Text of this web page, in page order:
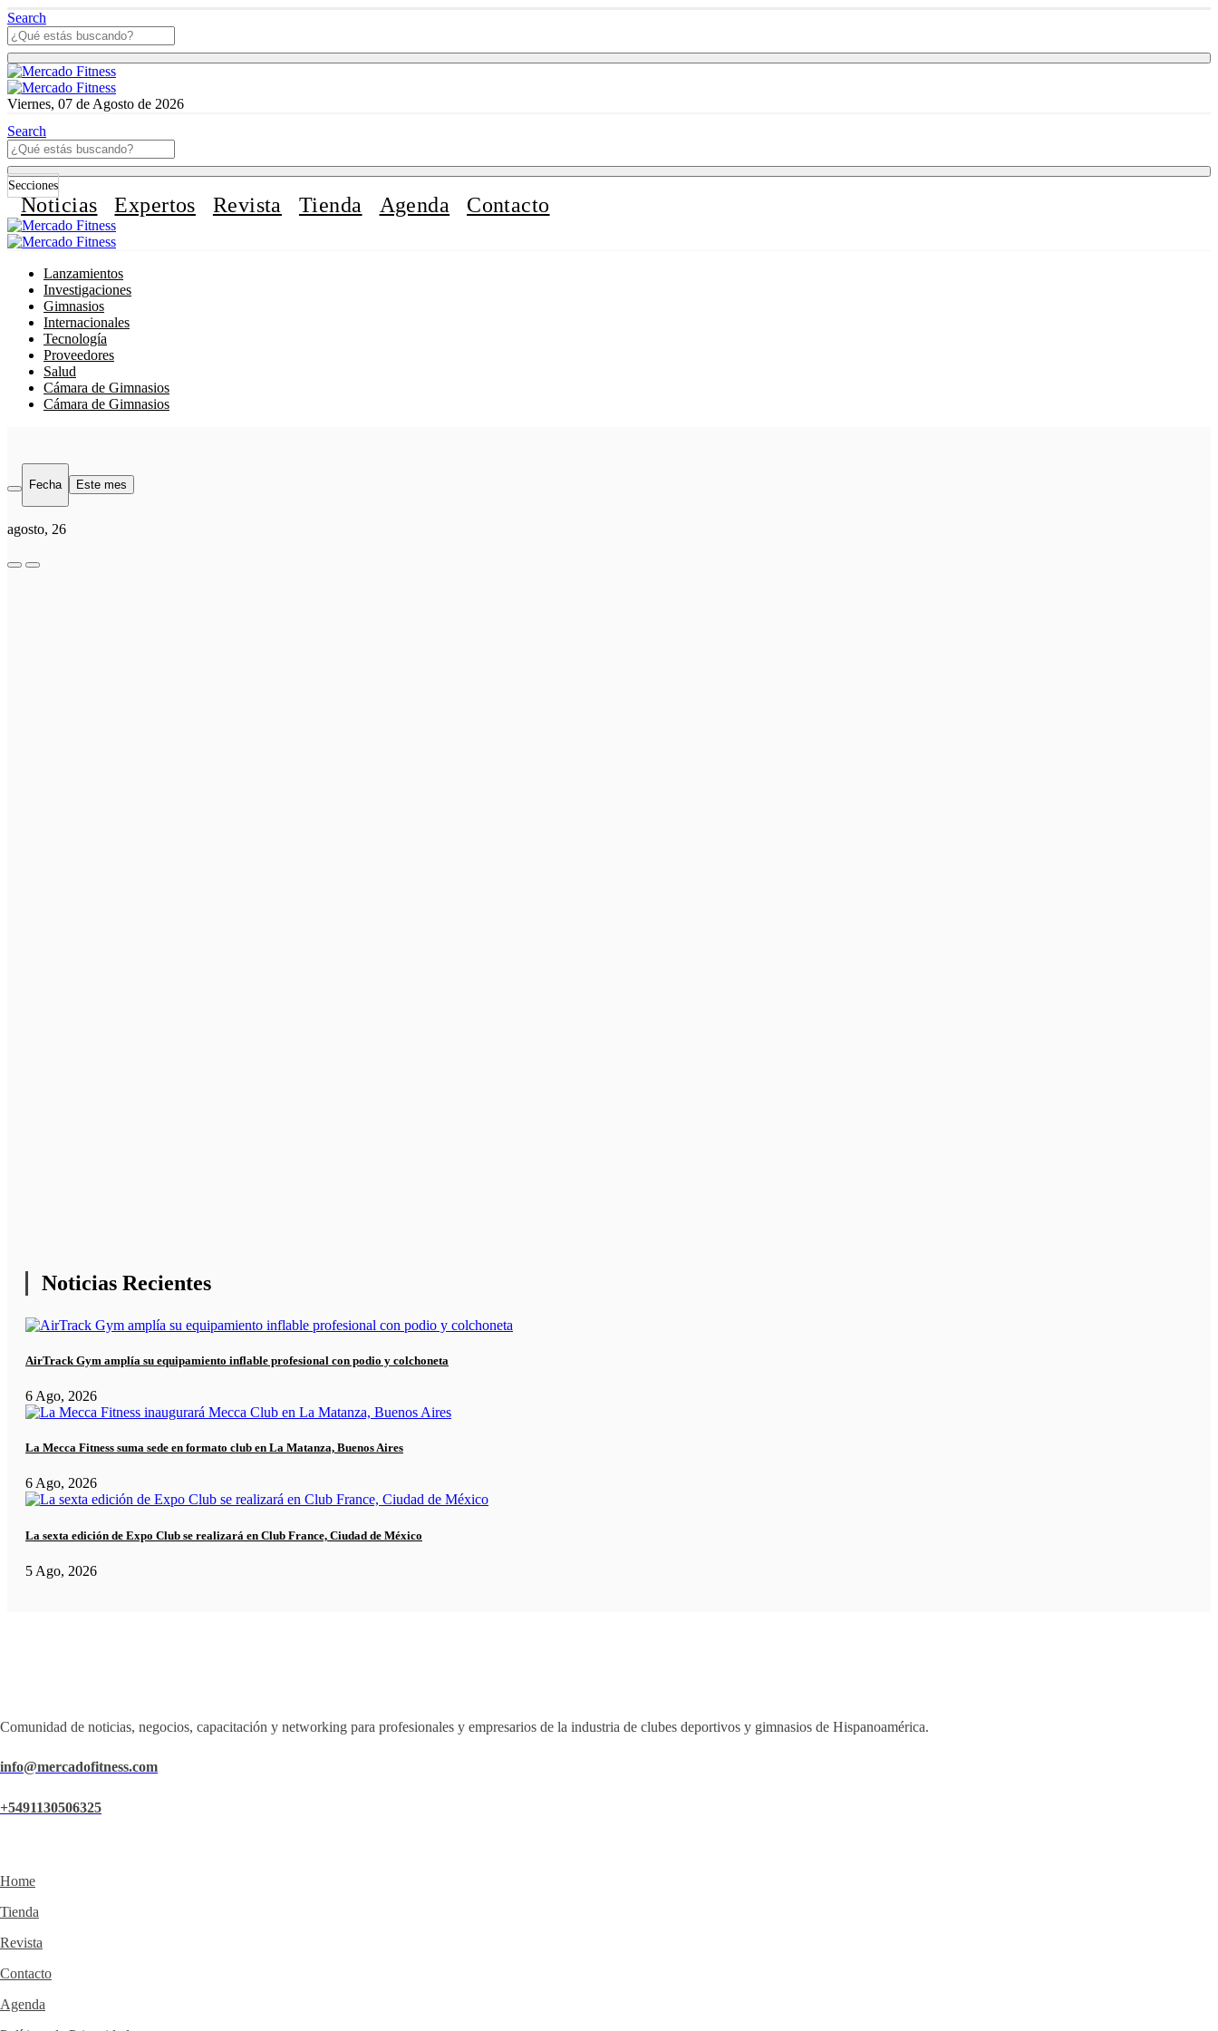
Search
Viernes, 07 de Agosto de 2026
Search
Secciones
Noticias Expertos Revista Tienda Agenda Contacto
Lanzamientos
Investigaciones
Gimnasios
Internacionales
Tecnología
Proveedores
Salud
Cámara de Gimnasios
Cámara de Gimnasios
Fecha Este mes
agosto, 26
Noticias Recientes
AirTrack Gym amplía su equipamiento inflable profesional con podio y colchoneta
6 Ago, 2026
La Mecca Fitness suma sede en formato club en La Matanza, Buenos Aires
6 Ago, 2026
La sexta edición de Expo Club se realizará en Club France, Ciudad de México
5 Ago, 2026
Comunidad de noticias, negocios, capacitación y networking para profesionales y empresarios de la industria de clubes deportivos y gimnasios de Hispanoamérica.
info@mercadofitness.com
+5491130506325
Home
Tienda
Revista
Contacto
Agenda